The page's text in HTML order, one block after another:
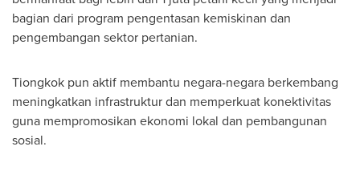
bagian dari program pengentasan kemiskinan dan
pengembangan sektor pertanian.
Tiongkok pun aktif membantu negara-negara berkembang
meningkatkan infrastruktur dan memperkuat konektivitas
guna mempromosikan ekonomi lokal dan pembangunan
sosial.